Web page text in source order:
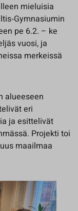
mieluisia
pe 6.2. – ke
vuosi, ja
merkeissä
alueeseen
eri
ja esittelivät
Projekti toi
maailmaa